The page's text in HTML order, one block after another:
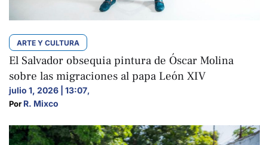
ARTE Y CULTURA
El Salvador obsequia pintura de Óscar Molina
sobre las migraciones al papa León XIV
julio 1, 2026 | 13:07,
Por R. Mixco